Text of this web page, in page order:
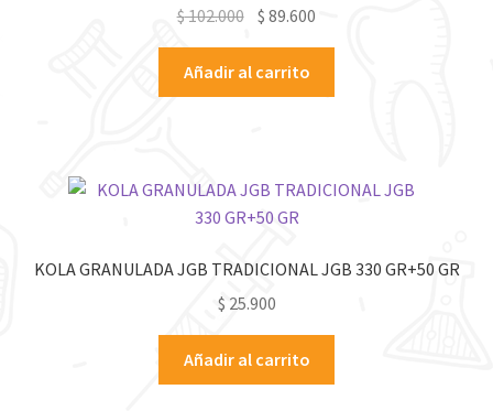
$102.000 $ 89.600
Añadir al carrito
KOLA GRANULADA JGB TRADICIONAL JGB 330 GR+50 GR
$ 25.900
Añadir al carrito